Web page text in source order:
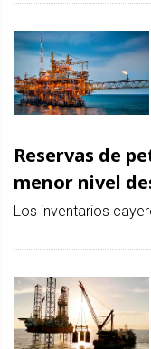
Reservas de
menor nivel
Los inventarios